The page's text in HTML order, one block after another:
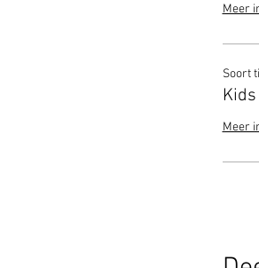
Meer
Soort
Meer